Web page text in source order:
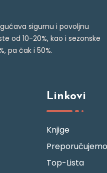
sigurnu i povoljnu
od 10-20%, kao i sezonske
pa čak i 50%.
Linkovi
Knjige
Preporučujemo
Top-Lista